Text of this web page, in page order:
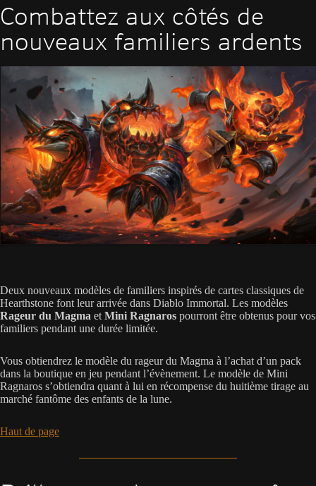
Combattez aux côtés de
nouveaux familiers ardents
Deux nouveaux modèles de familiers inspirés de cartes classiques de
Hearthstone font leur arrivée dans Diablo Immortal. Les modèles
Rageur du Magma et Mini Ragnaros pourront être obtenus pour vos
familiers pendant une durée limitée.
Vous obtiendrez le modèle du rageur du Magma à l’achat d’un pack
dans la boutique en jeu pendant l’évènement. Le modèle de Mini
Ragnaros s’obtiendra quant à lui en récompense du huitième tirage au
marché fantôme des enfants de la lune.
Haut de page